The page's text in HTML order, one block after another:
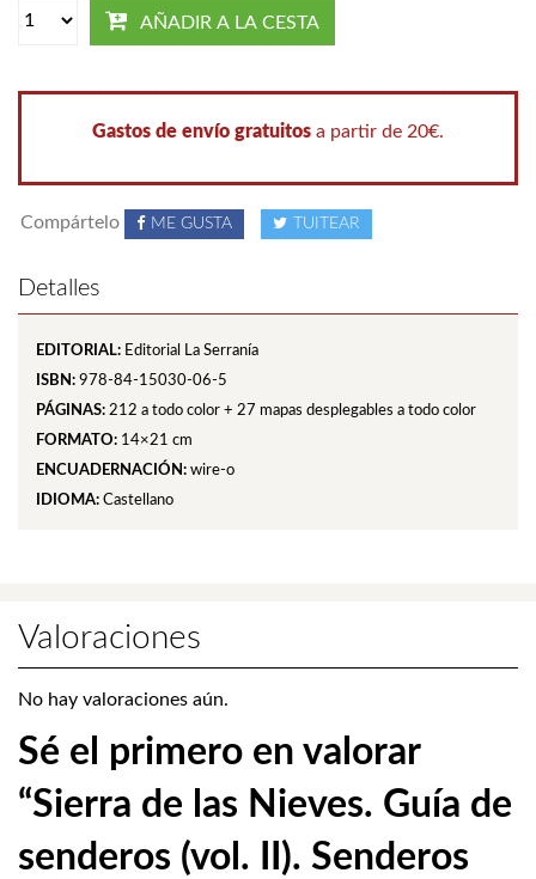
AÑADIR A LA CESTA
Gastos de envío gratuitos a partir de 20€.
Compártelo ME GUSTA TUITEAR
Detalles
EDITORIAL: Editorial La Serranía
ISBN: 978-84-15030-06-5
PÁGINAS: 212 a todo color + 27 mapas desplegables a todo color
FORMATO: 14×21 cm
ENCUADERNACIÓN: wire-o
IDIOMA: Castellano
Valoraciones
No hay valoraciones aún.
Sé el primero en valorar
“Sierra de las Nieves. Guía de
senderos (vol. II). Senderos